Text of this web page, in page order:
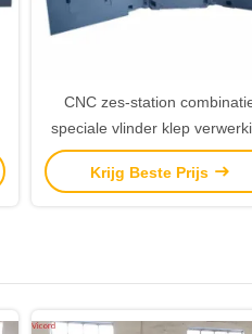
CNC zes-station
speciale vlinder klep
machine hoge
Krijg Beste Prijs